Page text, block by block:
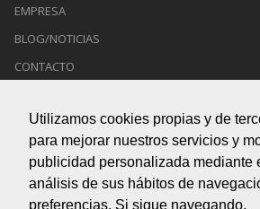
Utilizamos cookies propias y de
para mejorar nuestros servicios y
publicidad personalizada mediante
análisis de sus hábitos de
preferencias. Si sigue navegando,
EMPRESA
BLOG/NOTICIAS
CONTACTO
POLÍTICA DE COOKIES
AVISO LEGAL